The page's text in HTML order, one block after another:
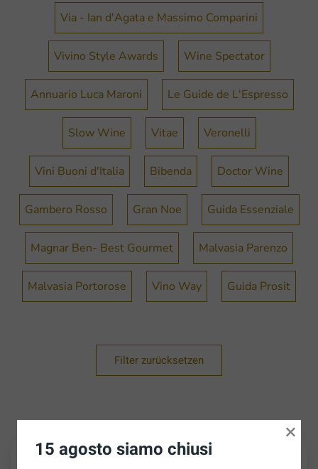
Via - Ian d'Agata e Massimo Comparini
Vivino Style Awards Wine Spectator
Annuario Luca Maroni Le Guide de L'Espresso
Slow Wine Vitae Veronelli
Vini Buoni d'Italia Bibenda Doctor Wine
Gambero Rosso Gran Noe Guida Essenziale
Magnar Ben- Best Gourmet Malvasia Parenzo
Malvasia Portorose Vino Way Guida Prosit
Filter zurücksetzen
15 agosto siamo chiusi
×